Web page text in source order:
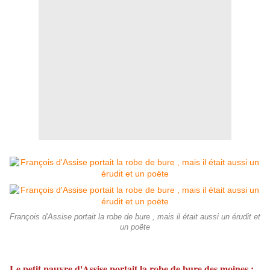
François d'Assise portait la robe de bure , mais il était aussi un érudit et
un poëte